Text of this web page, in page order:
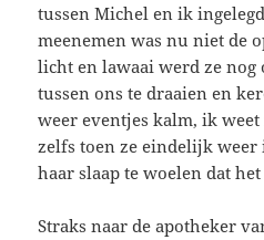
tussen Michel en ik
meenemen was nu niet de
licht en lawaai werd ze nog
tussen ons te draaien en
weer eventjes kalm, ik
zelfs toen ze eindelijk weer
haar slaap te woelen dat
Straks naar de apotheker